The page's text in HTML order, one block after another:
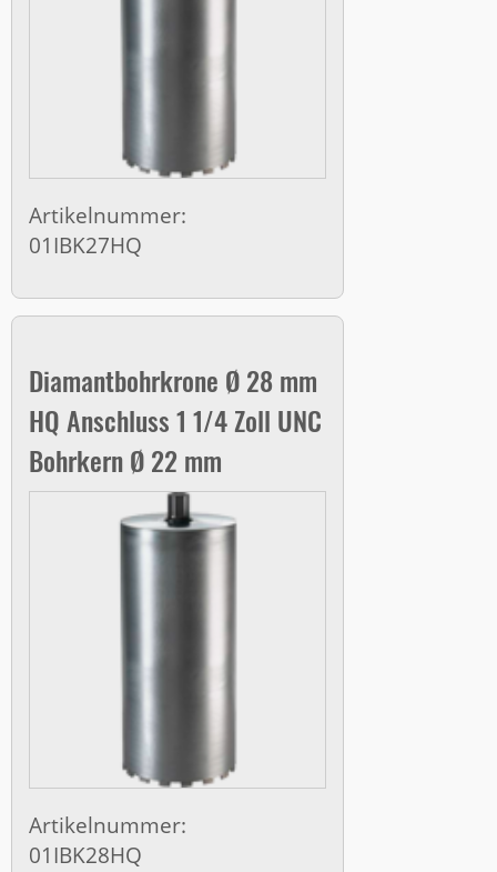
Artikelnummer:
01IBK27HQ
Diamantbohrkrone Ø 28 mm
HQ Anschluss 1 1/4 Zoll UNC
Bohrkern Ø 22 mm
Artikelnummer:
01IBK28HQ